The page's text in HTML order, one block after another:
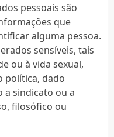
pessoais são
que
alguma pessoa.
sensíveis, tais
ou à vida sexual,
política, dado
a sindicato ou a
filosófico ou